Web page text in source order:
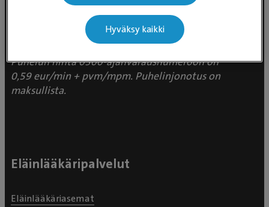
Valtakunnallinen asiakaspalvelu:
p. 0300 484 789 (0,59€/min +
pvm/mpm) (ma–pe klo 8:00–16:00)
Puhelun hinta 0300-ajanvarausnumeroon on
0,59 eur/min + pvm/mpm. Puhelinjonotus on
maksullista.
Eläinlääkäripalvelut
Eläinlääkäriasemat
Hyväksy kaikki